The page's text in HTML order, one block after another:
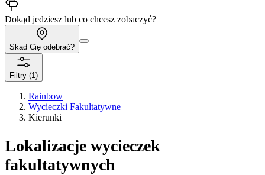
Dokąd jedziesz lub co chcesz zobaczyć?
Skąd Cię odebrać?
Filtry (1)
Rainbow
Wycieczki Fakultatywne
Kierunki
Lokalizacje wycieczek
fakultatywnych